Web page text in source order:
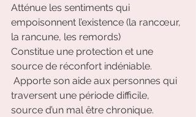
Atténue les sentiments qui
empoisonnent l’existence (la rancœur,
la rancune, les remords)
Constitue une protection et une
source de réconfort indéniable.
traversent une période difficile,
source d’un mal être chronique.